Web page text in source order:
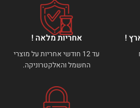
! אחריות מלאה !
עד 12 חודשי אחריות על מוצרי
החשמל והאלקטרוניקה.